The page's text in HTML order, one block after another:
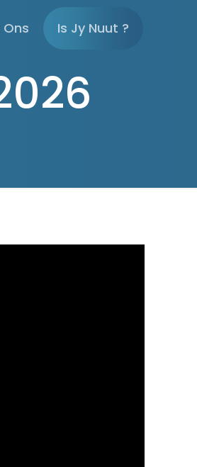
Is Jy Nuut ?